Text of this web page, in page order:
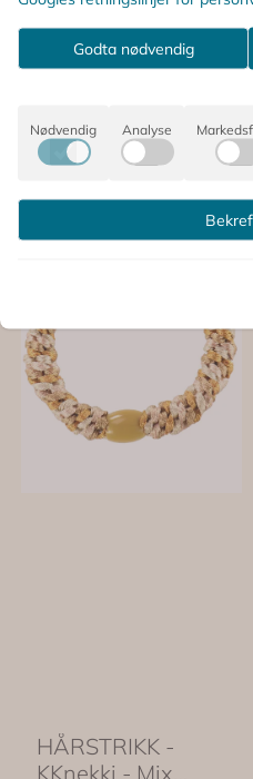
HÅRSTRIKK -
KKnekki - Mix
Godta nødvendig
Nødvendig Analyse